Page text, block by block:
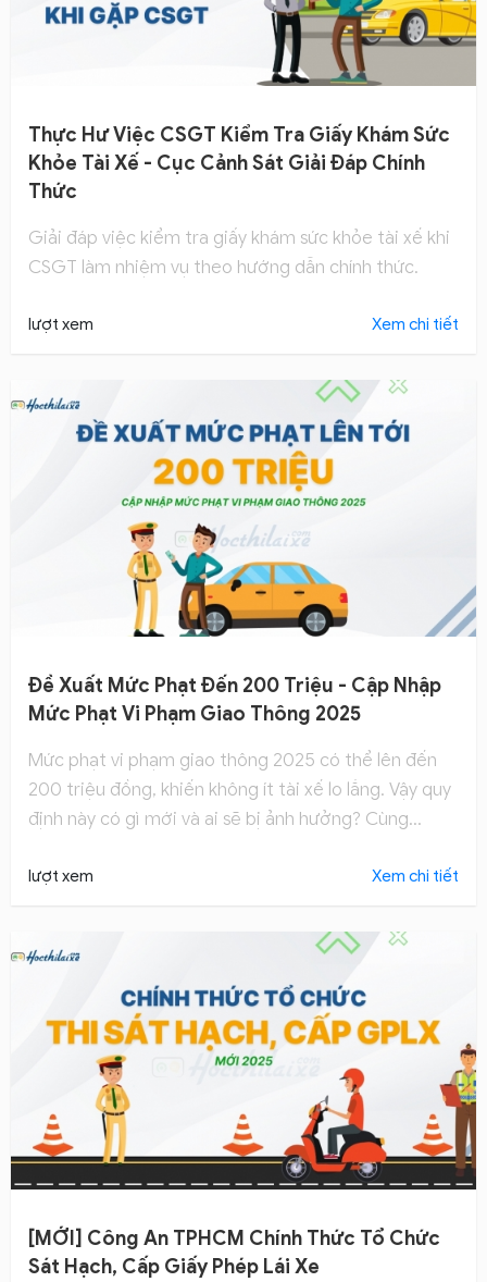
Thực Hư Việc CSGT Kiểm Tra Giấy Khám Sức
Khỏe Tài Xế - Cục Cảnh Sát Giải Đáp Chính
Thức
Giải đáp việc kiểm tra giấy khám sức khỏe tài xế khi
CSGT làm nhiệm vụ theo hướng dẫn chính thức.
lượt xem Xem chi tiết
Đề Xuất Mức Phạt Đến 200 Triệu - Cập Nhập
Mức Phạt Vi Phạm Giao Thông 2025
Mức phạt vi phạm giao thông 2025 có thể lên đến
200 triệu đồng, khiến không ít tài xế lo lắng. Vậy quy
định này có gì mới và ai sẽ bị ảnh hưởng? Cùng
lượt xem Xem chi tiết
[MỚI] Công An TPHCM Chính Thức Tổ Chức
Sát Hạch, Cấp Giấy Phép Lái Xe